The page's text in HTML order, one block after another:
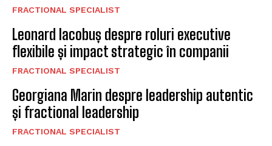
FRACTIONAL SPECIALIST
Leonard Iacobuș despre roluri executive
flexibile și impact strategic în companii
FRACTIONAL SPECIALIST
Georgiana Marin despre leadership autentic
și fractional leadership
FRACTIONAL SPECIALIST